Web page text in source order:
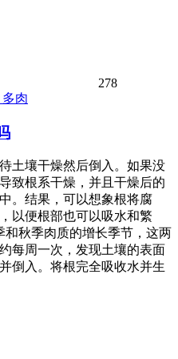
278
多肉
土壤干燥然后倒入。如果没
致根系干燥，并且干燥后的
。结果，可以想象根将腐
以便根部也可以吸水和繁
和秋季肉质的增长季节，这两
每周一次，发现土壤的表面
倒入。将根完全吸收水并生